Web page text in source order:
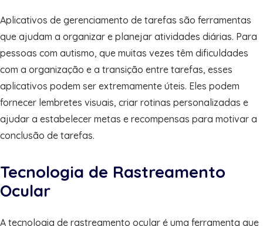
Aplicativos de gerenciamento de tarefas são ferramentas
que ajudam a organizar e planejar atividades diárias. Para
pessoas com autismo, que muitas vezes têm dificuldades
com a organização e a transição entre tarefas, esses
aplicativos podem ser extremamente úteis. Eles podem
fornecer lembretes visuais, criar rotinas personalizadas e
ajudar a estabelecer metas e recompensas para motivar a
conclusão de tarefas.
Tecnologia de Rastreamento
Ocular
A tecnologia de rastreamento ocular é uma ferramenta que